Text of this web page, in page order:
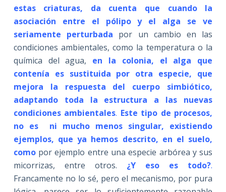
estas criaturas, da cuenta que cuando la
asociación entre el pólipo y el alga se ve
seriamente perturbada por un cambio en las
condiciones ambientales, como la temperatura o la
química del agua, en la colonia, el alga que
contenía es sustituida por otra especie, que
mejora la respuesta del cuerpo simbiótico,
adaptando toda la estructura a las nuevas
condiciones ambientales. Este tipo de procesos,
no es ni mucho menos singular, existiendo
ejemplos, que ya hemos descrito, en el suelo,
como por ejemplo entre una especie arbórea y sus
micorrizas, entre otros. ¿Y eso es todo?.
Francamente no lo sé, pero el mecanismo, por pura